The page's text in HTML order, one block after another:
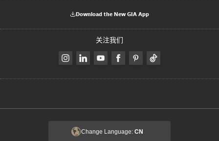
Download the New GIA App
关注我们
Change Language: CN